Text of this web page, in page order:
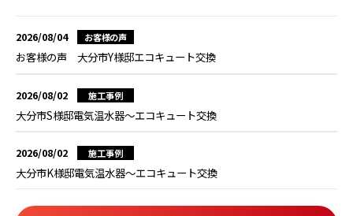
2026/08/04 お客様の声
お客様の声 大分市Y様邸エコキュート交換
2026/08/02 施工事例
大分市S様邸電気温水器～エコキュート交換
2026/08/02 施工事例
大分市K様邸電気温水器～エコキュート交換